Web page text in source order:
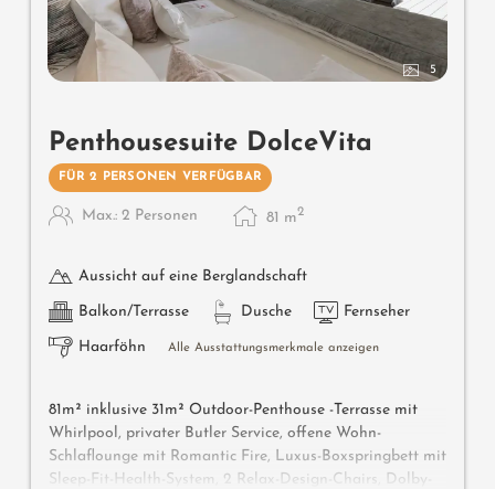
5
Penthousesuite DolceVita
FÜR 2 PERSONEN VERFÜGBAR
Max.: 2 Personen 81 m2
Aussicht auf eine Berglandschaft
Balkon/Terrasse Dusche Fernseher
Haarföhn Alle Ausstattungsmerkmale anzeigen
81m² inklusive 31m² Outdoor-Penthouse -Terrasse mit
Whirlpool, privater Butler Service, offene Wohn-
Schlaflounge mit Romantic Fire, Luxus-Boxspringbett mit
Sleep-Fit-Health-System, 2 Relax-Design-Chairs, Dolby-